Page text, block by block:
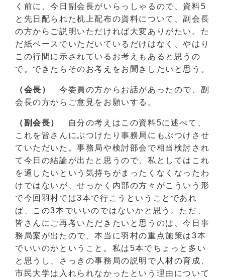
く前に、今日副会長がいらっしゃるので、資料5
と先日配られた机上配布の資料について、副会長
の方からご説明いただければ大変ありがたい。た
だ紙ベースでいただいているだけはなく、やはり
この行間に示されているお考えもあると思うの
で。できたらそのお考えをお聞きしたいと思う。
（会長）
今委員の方からお話があったので、副
会長の方からご意見をお願いする。
（副会長）
自分の考えはこの資料5に述べて、
これを皆さんにぶつけたり事務局にもぶつけさせ
ていただいた。事務局や検討部会で相当検討され
て今日の結論が出たと思うので、私としてはこれ
を通したいという気持ちがまったくなくなったわ
けではないが、せっかく内部の方々がこういう形
で今回羽村では3本で行こうということであれ
ば、この3本でいいのではないかと思う。ただ、
皆さんにご再考いただきたいと思うのは、今日事
務局案が出たので、本当に羽村の重点施策は3本
でいいのかということ。私は5本でちょっと多い
と思うし、さっきの事務局の説明で人材の育成、
市民大学は入れられなかったという理由について